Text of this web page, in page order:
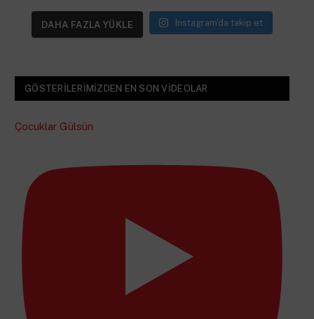
DAHA FAZLA YÜKLE Instagram'da takip et
GÖSTERILERIMIZDEN EN SON VIDEOLAR
Çocuklar Gülsün